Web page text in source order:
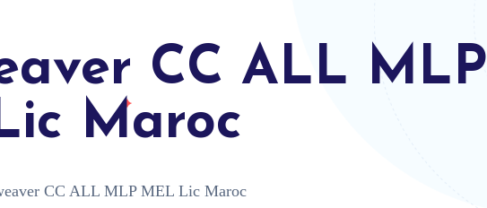
CC ALL MLP
Maroc
CC ALL MLP MEL Lic Maroc